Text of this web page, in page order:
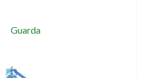
Guarda